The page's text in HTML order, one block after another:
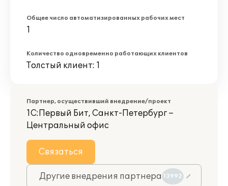
Общее число автоматизированных рабочих мест
1
Количество одновременно работающих клиентов
Толстый клиент: 1
Партнер, осуществивший внедрение/проект
1С:Первый Бит, Санкт-Петербург –
Центральный офис
Связаться
Другие внедрения партнера 13992